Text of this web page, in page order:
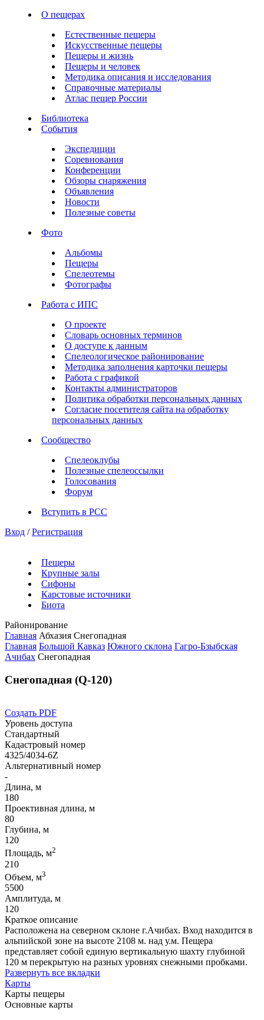
О пещерах
Естественные пещеры
Искусственные пещеры
Пещеры и жизнь
Пещеры и человек
Методика описания и исследования
Справочные материалы
Атлас пещер России
Библиотека
События
Экспедиции
Соревнования
Конференции
Обзоры снаряжения
Объявления
Новости
Полезные советы
Фото
Альбомы
Пещеры
Спелеотемы
Фотографы
Работа с ИПС
О проекте
Словарь основных терминов
О доступе к данным
Спелеологическое районирование
Методика заполнения карточки пещеры
Работа с графикой
Контакты администраторов
Политика обработки персональных данных
Согласие посетителя сайта на обработку
персональных данных
Сообщество
Спелеоклубы
Полезные спелеоссылки
Голосования
Форум
Вступить в РСС
Вход / Регистрация
Пещеры
Крупные залы
Сифоны
Карстовые источники
Биота
Районирование
Главная Абхазия Снегопадная
Главная Большой Кавказ Южного склона Гагро-Бзыбская
Ачибах Снегопадная
Снегопадная (Q-120)
Создать PDF
Уровень доступа
Стандартный
Кадастровый номер
4325/4034-6Z
Альтернативный номер
-
Длина, м
180
Проективная длина, м
80
Глубина, м
120
Площадь, м2
210
Объем, м3
5500
Амплитуда, м
120
Краткое описание
Расположена на северном склоне г.Ачибах. Вход находится в
альпийской зоне на высоте 2108 м. над у.м. Пещера
представляет собой единую вертикальную шахту глубиной
120 м перекрытую на разных уровнях снежными пробками.
Развернуть все вкладки
Карты
Карты пещеры
Основные карты